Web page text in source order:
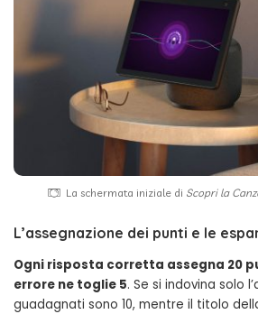
La schermata iniziale di Scopri la
L’assegnazione dei punti e le
Ogni risposta corretta assegna 20
errore ne toglie 5. Se si indovina solo
guadagnati sono 10, mentre il titolo